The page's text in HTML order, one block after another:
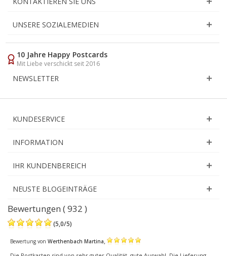
UNSERE SOZIALEMEDIEN
10 Jahre Happy Postcards
Mit Liebe verschickt seit 2016
NEWSLETTER
KUNDESERVICE
INFORMATION
IHR KUNDENBEREICH
NEUSTE BLOGEINTRÄGE
Bewertungen ( 932 )
(5,0/5)
Bewertung von Werthenbach Martina,